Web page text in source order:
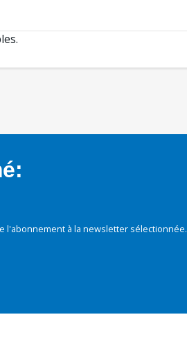
à la newsletter sélectionnée.